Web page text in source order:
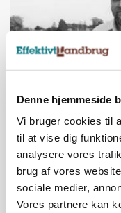
Denne hjemmeside
Vi bruger cookies til
til at vise dig
analysere vores
brug af vores
sociale medier,
Vores partnere kan
LEDER
Kun landbruget
kæmpe juridisk